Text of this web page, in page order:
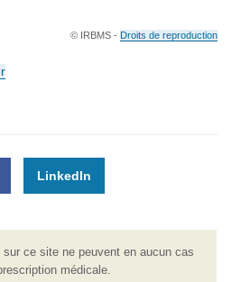
© IRBMS - Droits de reproduction
LinkedIn
sur ce site ne peuvent en aucun cas
médicale.